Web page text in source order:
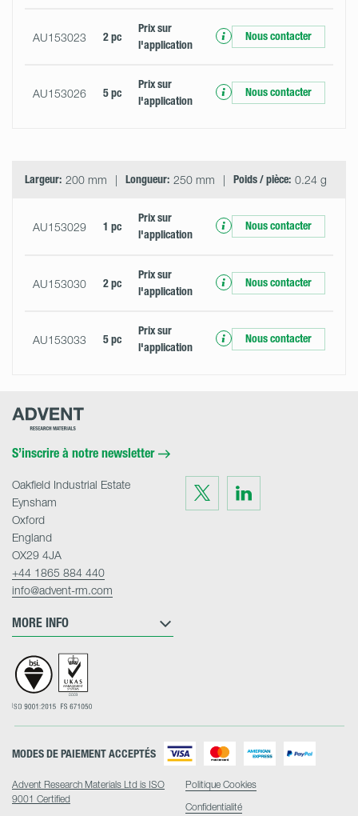
AU153023 2 pc
Prix ​​sur
l'application
Nous contacter
AU153026 5 pc
Prix ​​sur
l'application
Nous contacter
Largeur: 200 mm Longueur: 250 mm Poids / pièce: 0.24 g
AU153029 1 pc
Prix ​​sur
l'application
Nous contacter
AU153030 2 pc
Prix ​​sur
l'application
Nous contacter
AU153033 5 pc
Prix ​​sur
l'application
Nous contacter
Advent
S’inscrire à notre newsletter
Visit
us
on
Twitter
Visit
on
LinkedIn
MORE INFO
Oakfield Industrial Estate
Eynsham
Oxford
England
OX29 4JA
+44 1865 884 440
info@advent-rm.com
Advent Research Materials Ltd is ISO
9001 Certified
MODES DE PAIEMENT ACCEPTÉS
Politique Cookies
Confidentialité